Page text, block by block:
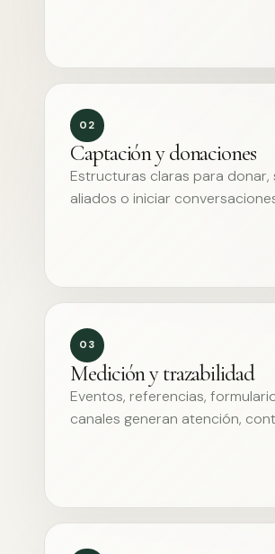
02
Captación y donaciones
Estructuras claras para
aliados o iniciar
03
Medición y trazabilidad
Eventos, referencias,
canales generan atención,